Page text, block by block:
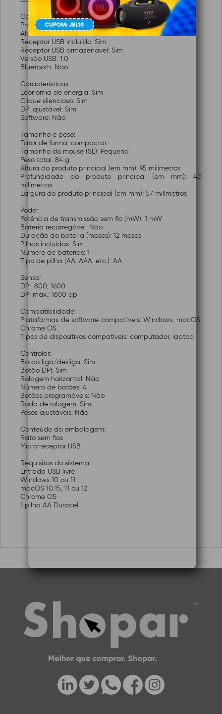
Conectividade:
Protocolos sem fio: RF 2,4 GHz
Alcance sem fio: 8 metros
Receptor USB incluído: Sim
Receptor USB armazenável: Sim
Versão USB: 1.0
Bluetooth: Não
Características:
Economia de energia: Sim
Clique silencioso: Sim
DPI ajustável: Sim
Software: Não
Tamanho e peso:
Fator de forma: compactar
Tamanho do mouse (SL): Pequeno
Peso total: 84 g
Altura do produto principal (em mm): 95 milímetros
Profundidade do produto principal (em mm): 40
milímetros
Largura do produto principal (em mm): 57 milímetros
Poder:
Potência de transmissão sem fio (mW): 1 mW
Bateria recarregável: Não
Duração da bateria (meses): 12 meses
Pilhas incluídas: Sim
Número de baterias: 1
Tipo de pilha (AA, AAA, etc.): AA
Sensor:
DPI: 800, 1600
DPI máx.: 1600 dpi
Compatibilidade:
Plataformas de software compatíveis: Windows, macOS,
Chrome OS
Tipos de dispositivos compatíveis: computador, laptop
Controlar:
Botão liga/desliga: Sim
Botão DPI: Sim
Rolagem horizontal: Não
Número de botões: 4
Botões programáveis: Não
Roda de rolagem: Sim
Pesos ajustáveis: Não
Conteúdo da embalagem:
Rato sem fios
Microrreceptor USB
Requisitos do sistema
Entrada USB livre
Windows 10 ou 11
macOS 10.15, 11 ou 12
Chrome OS
1 pilha AA Duracell